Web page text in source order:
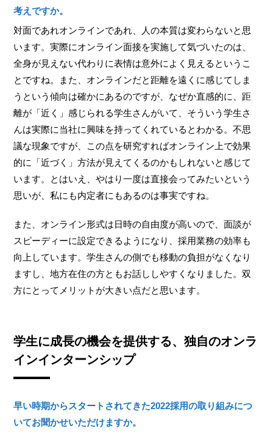
考えですか。
対面であれオンラインであれ、人の本質は変わらないと思
います。実際にオンライン面接を実施して気づいたのは、
全身が見えない代わりに表情は意外によく見えるというこ
とですね。また、オンラインだと距離を遠くに感じてしま
うという傾向は確かにあるのですが、なぜか直感的に、距
離が「近く」感じられる学生さんがいて、そういう学生さ
んは実際に当社に興味を持ってくれているとわかる。不思
議な現象ですが、この点を研究すればオンライン上で効果
的に「近づく」方法が見えてくるのかもしれないと感じて
います。とはいえ、やはり一度は直接会ってみたいという
思いが、私にも内定者にもあるのは事実ですね。
また、オンライン形式は日時の自由度が高いので、面談が
スピーディーに設定できるようになり、採用業務の効率も
向上しています。学生さんの側でも移動の負担がなくなり
ますし、地方在住の方ともお話ししやすくなりました。双
方にとってメリットが大きい点だと思います。
学生に成長の機会を提供する、独自のオンラ
インインターンシップ
早い時期からスタートされてきた2022採用の取り組みにつ
いてお聞かせいただけますか。